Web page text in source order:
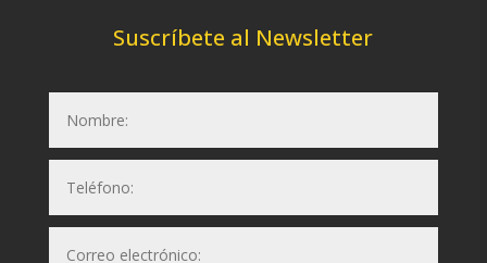
Suscríbete al Newsletter